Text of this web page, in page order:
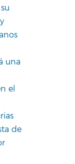
una
el
de